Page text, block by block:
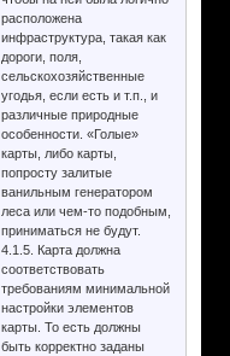
расположена
инфраструктура, такая как
дороги, поля,
сельскохозяйственные
угодья, если есть и т.п., и
различные природные
особенности. «Голые»
карты, либо карты,
попросту залитые
ванильным генератором
леса или чем-то подобным,
приниматься не будут.
4.1.5. Карта должна
соответствовать
требованиям минимальной
настройки элементов
карты. То есть должны
быть корректно заданы